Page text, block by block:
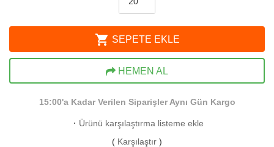
shopping_cart SEPETE EKLE
HEMEN AL
15:00'a Kadar Verilen Siparişler Aynı Gün Kargo
· Ürünü karşılaştırma listeme ekle
( Karşılaştır )